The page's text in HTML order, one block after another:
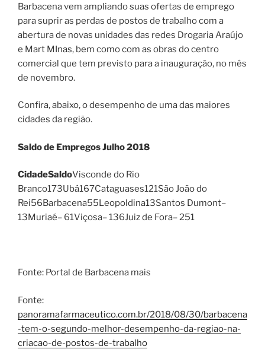
Barbacena vem ampliando suas ofertas de emprego
para suprir as perdas de postos de trabalho com a
abertura de novas unidades das redes Drogaria Araújo
e Mart MInas, bem como com as obras do centro
comercial que tem previsto para a inauguração, no mês
de novembro.
Confira, abaixo, o desempenho de uma das maiores
cidades da região.
Saldo de Empregos Julho 2018
CidadeSaldoVisconde do Rio
Branco173Ubá167Cataguases121São João do
Rei56Barbacena55Leopoldina13Santos Dumont–
13Muriaé– 61Viçosa– 136Juiz de Fora– 251
Fonte: Portal de Barbacena mais
Fonte:
panoramafarmaceutico.com.br/2018/08/30/barbacena
-tem-o-segundo-melhor-desempenho-da-regiao-na-
criacao-de-postos-de-trabalho